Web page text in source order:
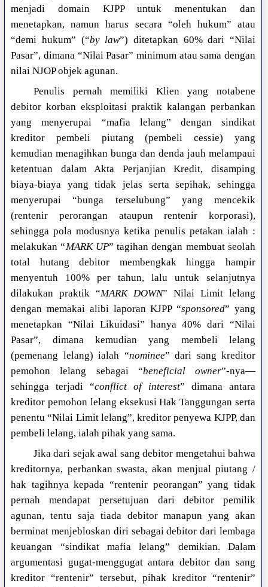
menjadi domain KJPP untuk menentukan dan
menetapkan, namun harus secara “oleh hukum” atau
“demi hukum” (“by law”) ditetapkan 60% dari “Nilai
Pasar”, dimana “Nilai Pasar” minimum atau sama dengan
nilai NJOP objek agunan.
Penulis pernah memiliki Klien yang notabene
debitor korban eksploitasi praktik kalangan perbankan
yang menyerupai “mafia lelang” dengan sindikat
kreditor pembeli piutang (pembeli cessie) yang
kemudian menagihkan bunga dan denda jauh melampaui
ketentuan dalam Akta Perjanjian Kredit, disamping
biaya-biaya yang tidak jelas serta sepihak, sehingga
menyerupai “bunga terselubung” yang mencekik
(rentenir perorangan ataupun rentenir korporasi),
sehingga pola modusnya ketika penulis petakan ialah :
melakukan “MARK UP” tagihan dengan membuat seolah
total hutang debitor membengkak hingga hampir
menyentuh 100% per tahun, lalu untuk selanjutnya
dilakukan praktik “MARK DOWN” Nilai Limit lelang
dengan memakai alibi laporan KJPP “sponsored” yang
menetapkan “Nilai Likuidasi” hanya 40% dari “Nilai
Pasar”, dimana kemudian yang membeli lelang
(pemenang lelang) ialah “nominee” dari sang kreditor
pemohon lelang sebagai “beneficial owner”-nya—
sehingga terjadi “conflict of interest” dimana antara
kreditor pemohon lelang eksekusi Hak Tanggungan serta
penentu “Nilai Limit lelang”, kreditor penyewa KJPP, dan
pembeli lelang, ialah pihak yang sama.
Jika dari sejak awal sang debitor mengetahui bahwa
kreditornya, perbankan swasta, akan menjual piutang /
hak tagihnya kepada “rentenir peorangan” yang tidak
pernah mendapat persetujuan dari debitor pemilik
agunan, tentu saja tiada debitor manapun yang akan
berminat menjebloskan diri sebagai debitor dari lembaga
keuangan “sindikat mafia lelang” demikian. Dalam
argumentasi gugat-menggugat antara debitor dan sang
kreditor “rentenir” tersebut, pihak kreditor “rentenir”